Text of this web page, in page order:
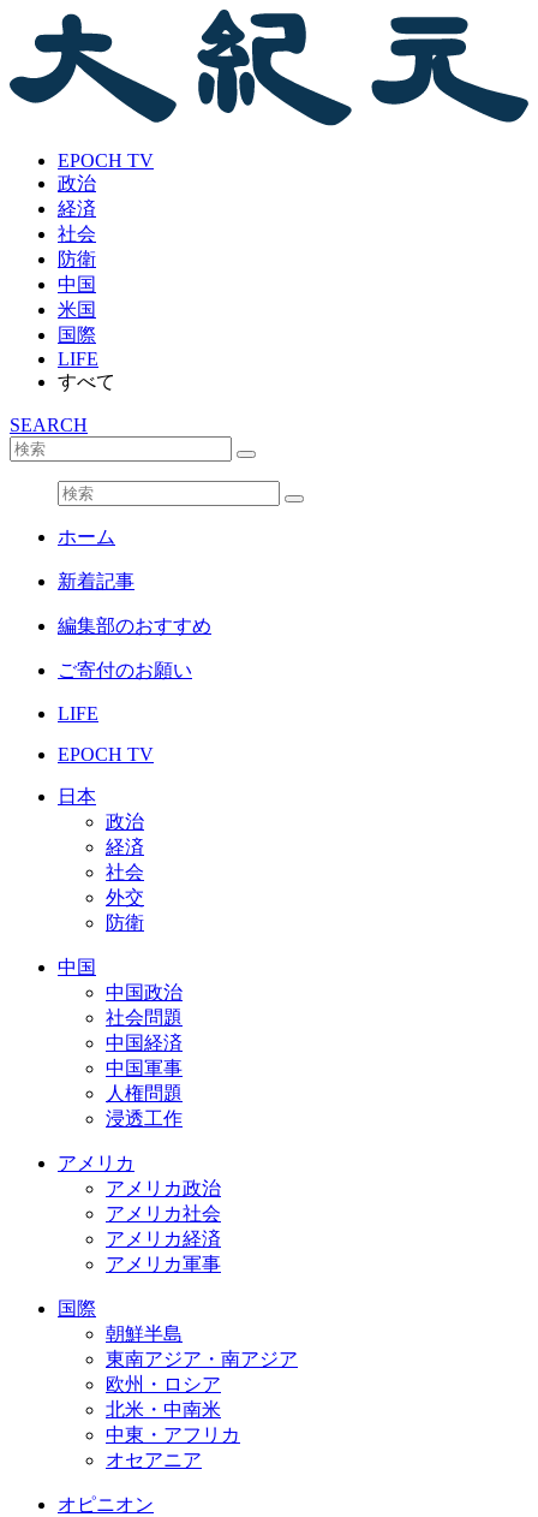
EPOCH TV
政治
経済
社会
防衛
中国
米国
国際
LIFE
すべて
SEARCH
ホーム
新着記事
編集部のおすすめ
ご寄付のお願い
LIFE
EPOCH TV
日本
政治
経済
社会
外交
防衛
中国
中国政治
社会問題
中国経済
中国軍事
人権問題
浸透工作
アメリカ
アメリカ政治
アメリカ社会
アメリカ経済
アメリカ軍事
国際
朝鮮半島
東南アジア・南アジア
欧州・ロシア
北米・中南米
中東・アフリカ
オセアニア
オピニオン